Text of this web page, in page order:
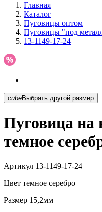
Главная
Каталог
Пуговицы оптом
Пуговицы "под
13-1149-17-24
cubeВыбрать другой размер
Пуговица на
темное
Артикул 13-1149-17-24
Цвет темное серебро
Размер 15,2мм